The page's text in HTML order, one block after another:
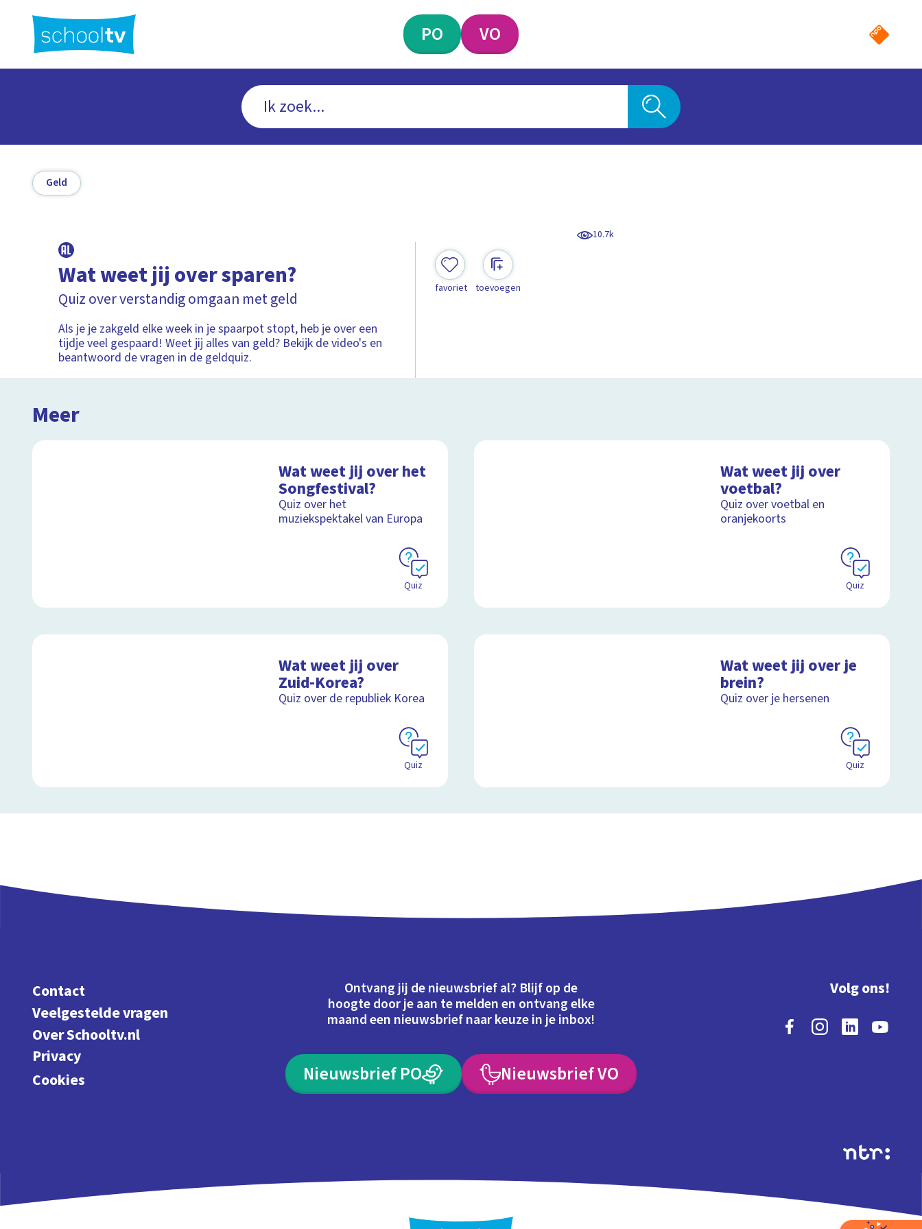
hoofdinhoud
PO VO
Geld
10.7k
Wat weet jij over sparen?
Quiz over verstandig omgaan met geld
Als je je zakgeld elke week in je spaarpot stopt, heb je over een
tijdje veel gespaard! Weet jij alles van geld? Bekijk de video's en
beantwoord de vragen in de geldquiz.
favoriet toevoegen
Meer
Wat weet jij over het
Songfestival?
Quiz over het
muziekspektakel van Europa
Quiz
Wat weet jij over
voetbal?
Quiz over voetbal en
oranjekoorts
Quiz
Wat weet jij over
Zuid-Korea?
Quiz over de republiek Korea
Quiz
Wat weet jij over je
brein?
Quiz over je hersenen
Quiz
Contact
Veelgestelde vragen
Over Schooltv.nl
Privacy
Cookies
Ontvang jij de nieuwsbrief al? Blijf op de
hoogte door je aan te melden en ontvang elke
maand een nieuwsbrief naar keuze in je inbox!
Nieuwsbrief PO Nieuwsbrief VO
Volg ons!